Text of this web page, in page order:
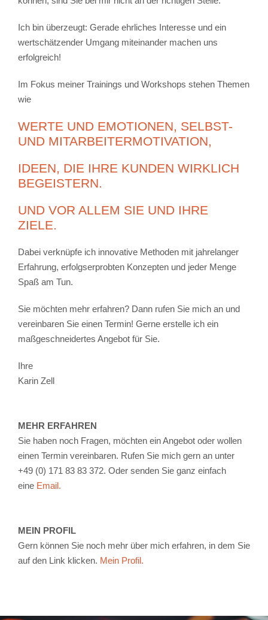
Ich bin überzeugt: Gerade ehrliches Interesse und ein
wertschätzender Umgang miteinander machen uns
erfolgreich!
Im Fokus meiner Trainings und Workshops stehen Themen
wie
WERTE UND EMOTIONEN, SELBST-
UND MITARBEITERMOTIVATION,
IDEEN, DIE IHRE KUNDEN WIRKLICH
BEGEISTERN.
UND VOR ALLEM SIE UND IHRE
ZIELE.
Dabei verknüpfe ich innovative Methoden mit jahrelanger
Erfahrung, erfolgserprobten Konzepten und jeder Menge
Spaß am Tun.
Sie möchten mehr erfahren? Dann rufen Sie mich an und
vereinbaren Sie einen Termin! Gerne erstelle ich ein
maßgeschneidertes Angebot für Sie.
Ihre
Karin Zell
MEHR ERFAHREN
Sie haben noch Fragen, möchten ein Angebot oder wollen
einen Termin vereinbaren. Rufen Sie mich gern an unter
+49 (0) 171 83 83 372. Oder senden Sie ganz einfach
eine Email.
MEIN PROFIL
Gern können Sie noch mehr über mich erfahren, in dem Sie
auf den Link klicken. Mein Profil.